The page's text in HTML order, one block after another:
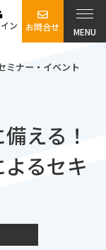
MENU
ン お問合せ
ミナー・イベント
える！
るセキ